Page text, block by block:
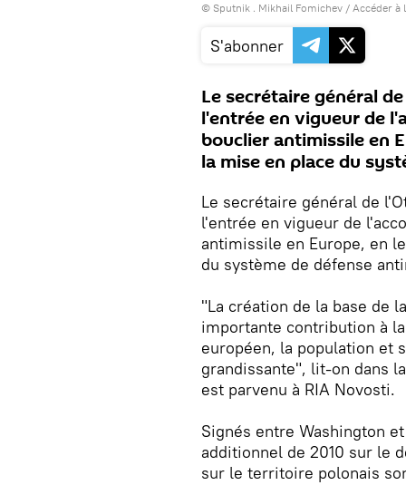
© Sputnik . Mikhail Fomichev / Accéder à
S'abonner
Le secrétaire général
l'entrée en vigueur de
bouclier antimissile en
la mise en place du
Le secrétaire général de
l'entrée en vigueur de
antimissile en Europe, en
du système de défense
"La création de la base de
importante contribution à
européen, la population et
grandissante", lit-on dans
est parvenu à RIA Novosti.
Signés entre Washington
additionnel de 2010 sur le
sur le territoire polonais